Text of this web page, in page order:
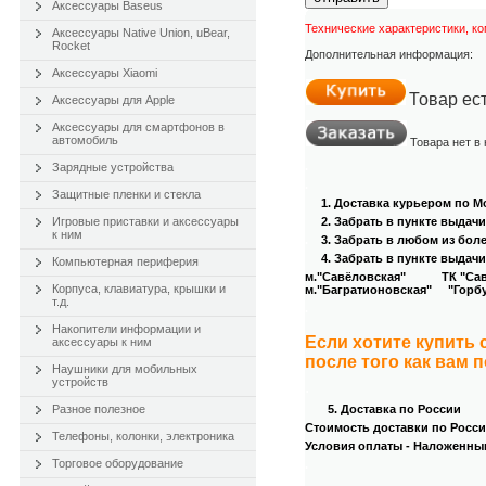
Аксессуары Baseus
Аксессуары Native Union, uBear,
Rocket
Аксессуары Xiaomi
Аксессуары для Apple
Аксессуары для смартфонов в
автомобиль
Зарядные устройства
Защитные пленки и стекла
Игровые приставки и аксессуары
к ним
Компьютерная периферия
Корпуса, клавиатура, крышки и
т.д.
Накопители информации и
аксессуары к ним
Наушники для мобильных
устройств
Разное полезное
Телефоны, колонки, электроника
Торговое оборудование
Технические характеристики,
Дополнительная информация:
Товар
Товара нет в
1. Доставка курьером по
2. Забрать в пункте
3. Забрать в любом из
4. Забрать в пункте
м."Савёловская" ТК
м."Багратионовская"
Если хотите
после того как вам
5. Доставка по России
Стоимость доставки по
Условия оплаты -